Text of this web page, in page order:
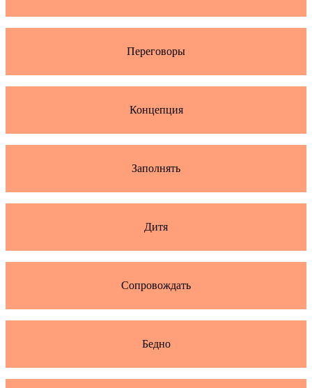
Переговоры
Концепция
Заполнять
Дитя
Сопровождать
Бедно